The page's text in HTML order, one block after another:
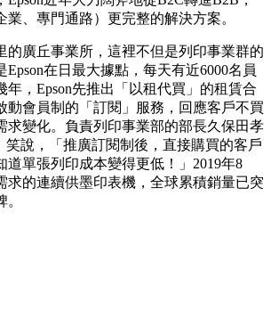
業、專門通路）更完整的解決方案。
的廣丘事業所，這裡不但是列印事業群的
在日最大據點，每天有近6000名員
年，Epson先推出「以租代買」的租賃合
動會員制的「訂閱」服務，回應客戶不買
求變化。負責列印事業部的部長久保田孝
笑說，「推廣訂閱制後，直接購買的客戶
道單張列印成本變得更低！」2019年8
求的連續供墨印表機，全球累積銷量已突